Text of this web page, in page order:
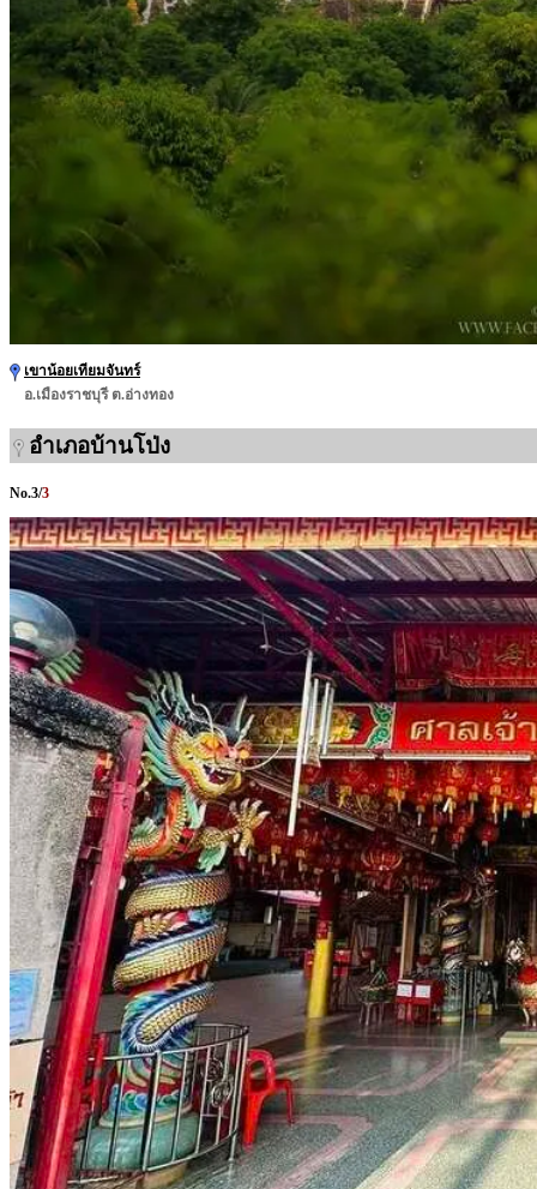
เขาน้อยเทียมจันทร์
อ.เมืองราชบุรี ต.อ่างทอง
อำเภอบ้านโป่ง
No.3/3